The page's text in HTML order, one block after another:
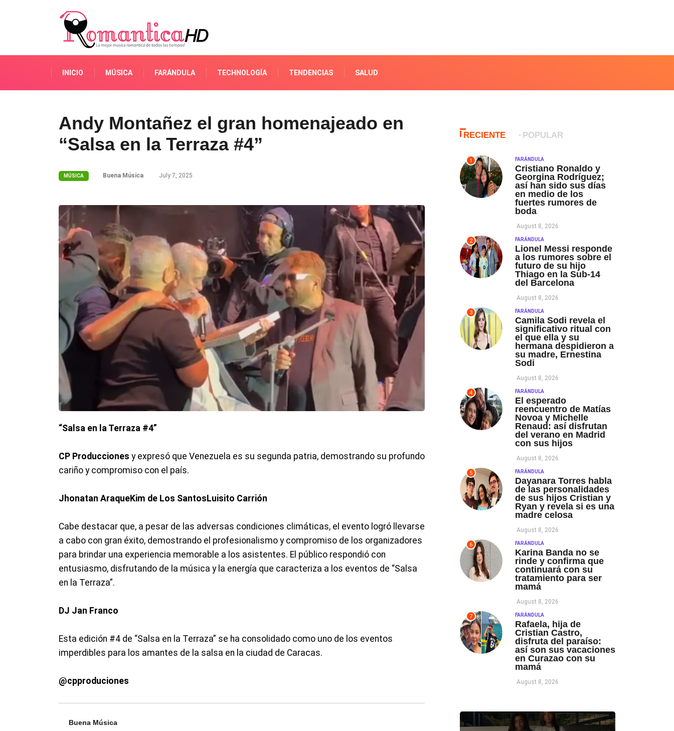
INICIO MÚSICA FARÁNDULA TECHNOLOGÍA TENDENCIAS SALUD
Andy Montañez el gran homenajeado en
“Salsa en la Terraza #4”
MÚSICA Buena Música July 7, 2025
“Salsa en la Terraza #4”
CP Producciones y expresó que Venezuela es su segunda patria, demostrando su profundo
cariño y compromiso con el país.
Jhonatan AraqueKim de Los SantosLuisito Carrión
Cabe destacar que, a pesar de las adversas condiciones climáticas, el evento logró llevarse
a cabo con gran éxito, demostrando el profesionalismo y compromiso de los organizadores
para brindar una experiencia memorable a los asistentes. El público respondió con
entusiasmo, disfrutando de la música y la energía que caracteriza a los eventos de “Salsa
en la Terraza”.
DJ Jan Franco
Esta edición #4 de “Salsa en la Terraza” se ha consolidado como uno de los eventos
imperdibles para los amantes de la salsa en la ciudad de Caracas.
@cpproduciones
Buena Música
RECIENTE POPULAR
1 FARÁNDULA
Cristiano Ronaldo y
Georgina Rodríguez;
así han sido sus días
en medio de los
fuertes rumores de
boda
August 8, 2026
2 FARÁNDULA
Lionel Messi responde
a los rumores sobre el
futuro de su hijo
Thiago en la Sub-14
del Barcelona
August 8, 2026
3 FARÁNDULA
Camila Sodi revela el
significativo ritual con
el que ella y su
hermana despidieron a
su madre, Ernestina
Sodi
August 8, 2026
4 FARÁNDULA
El esperado
reencuentro de Matías
Novoa y Michelle
Renaud: así disfrutan
del verano en Madrid
con sus hijos
August 8, 2026
5 FARÁNDULA
Dayanara Torres habla
de las personalidades
de sus hijos Cristian y
Ryan y revela si es una
madre celosa
August 8, 2026
6 FARÁNDULA
Karina Banda no se
rinde y confirma que
continuará con su
tratamiento para ser
mamá
August 8, 2026
7 FARÁNDULA
Rafaela, hija de
Cristian Castro,
disfruta del paraíso:
así son sus vacaciones
en Curazao con su
mamá
August 8, 2026